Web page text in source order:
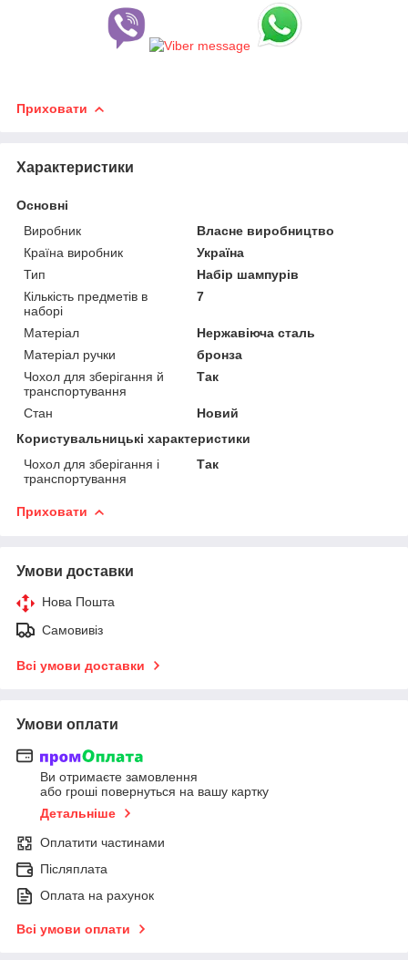
Приховати
Характеристики
Основні
Виробник
Власне виробництво
Країна виробник
Україна
Тип
Набір шампурів
Кількість предметів в
наборі
7
Матеріал
Нержавіюча сталь
Матеріал ручки
бронза
Чохол для зберігання й
транспортування
Так
Стан
Новий
Користувальницькі характеристики
Чохол для зберігання і
транспортування
Так
Приховати
Умови доставки
Нова Пошта
Самовивіз
Всі умови доставки
Умови оплати
Ви отримаєте замовлення
або гроші повернуться на вашу картку
Детальніше
Оплатити частинами
Післяплата
Оплата на рахунок
Всі умови оплати